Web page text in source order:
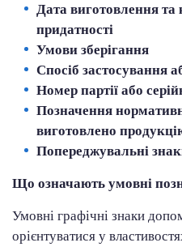
Дата виготовлення та
придатності
Умови зберігання
Спосіб застосування
Номер партії або
Позначення
виготовлено
Попереджувальні
Що означають умовні
Умовні графічні знаки
орієнтуватися у